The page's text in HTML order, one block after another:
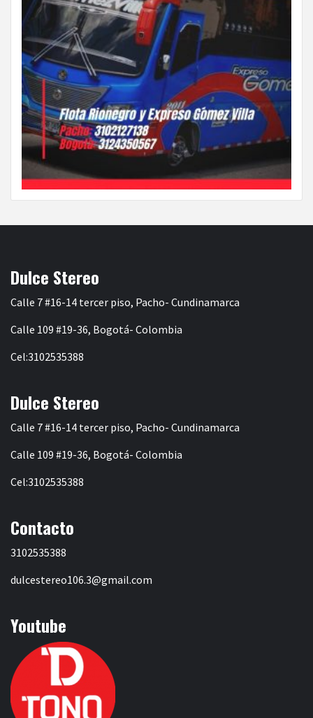
Dulce Stereo
Calle 7 #16-14 tercer piso, Pacho- Cundinamarca
Calle 109 #19-36, Bogotá- Colombia
Cel:3102535388
Dulce Stereo
Calle 7 #16-14 tercer piso, Pacho- Cundinamarca
Calle 109 #19-36, Bogotá- Colombia
Cel:3102535388
Contacto
3102535388
dulcestereo106.3@gmail.com
Youtube